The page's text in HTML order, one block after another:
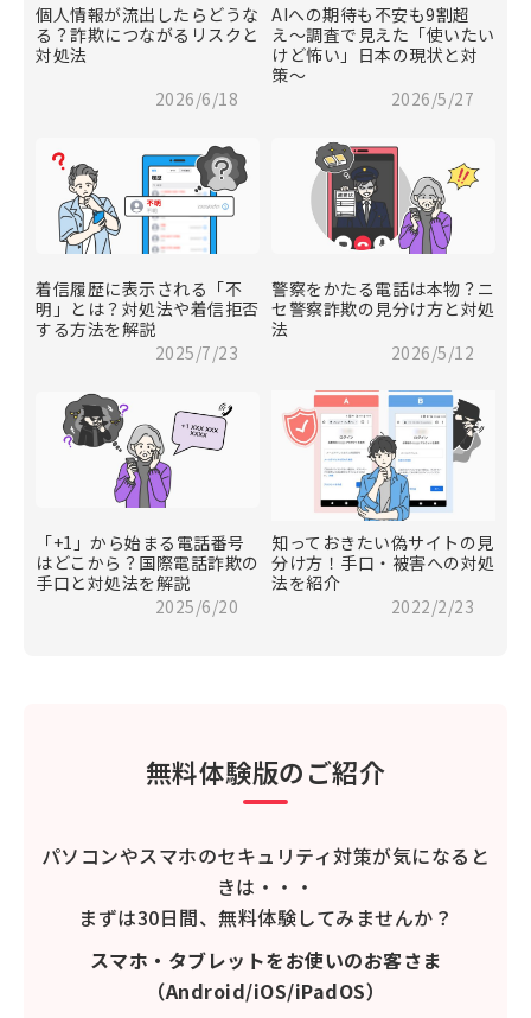
個人情報が流出したらどうな
る？詐欺につながるリスクと
対処法
2026/6/18
AIへの期待も不安も9割超
え〜調査で見えた「使いたい
けど怖い」日本の現状と対
策〜
2026/5/27
着信履歴に表示される「不
明」とは？対処法や着信拒否
する方法を解説
2025/7/23
警察をかたる電話は本物？ニ
セ警察詐欺の見分け方と対処
法
2026/5/12
「+1」から始まる電話番号
はどこから？国際電話詐欺の
手口と対処法を解説
2025/6/20
知っておきたい偽サイトの見
分け方！手口・被害への対処
法を紹介
2022/2/23
無料体験版のご紹介
パソコンやスマホのセキュリティ対策が気になると
きは・・・
まずは30日間、無料体験してみませんか？
スマホ・タブレットをお使いのお客さま
（Android/iOS/iPadOS）